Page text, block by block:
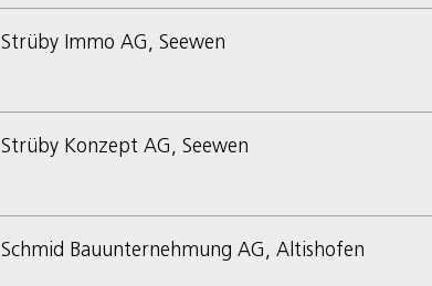
Strüby Immo AG, Seewen
Strüby Konzept AG, Seewen
Schmid Bauunternehmung AG, Altishofen